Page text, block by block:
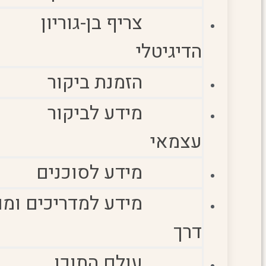
צריף בן-גוריון
הדיגיטלי
הזמנת ביקור
מידע לביקור
עצמאי
מידע לסוכנים
מידע למדריכים
דרך